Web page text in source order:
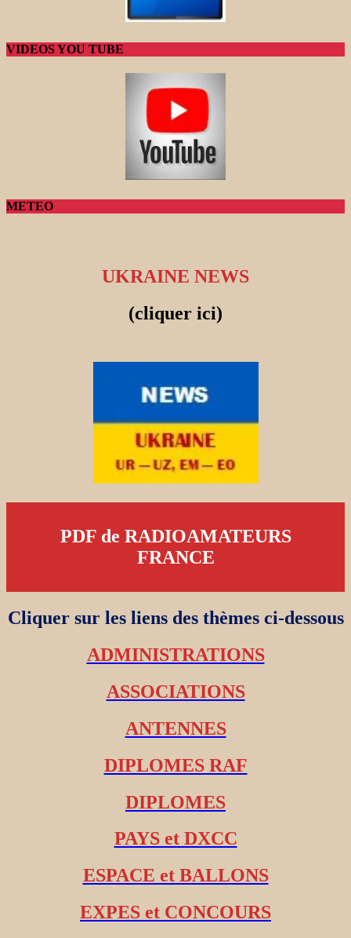
VIDEOS YOU TUBE
METEO
UKRAINE NEWS
(cliquer ici)
PDF de RADIOAMATEURS
FRANCE
Cliquer sur les liens des thèmes ci-dessous
ADMINISTRATIONS
ASSOCIATIONS
ANTENNES
DIPLOMES RAF
DIPLOMES
PAYS et DXCC
ESPACE et BALLONS
EXPES et CONCOURS